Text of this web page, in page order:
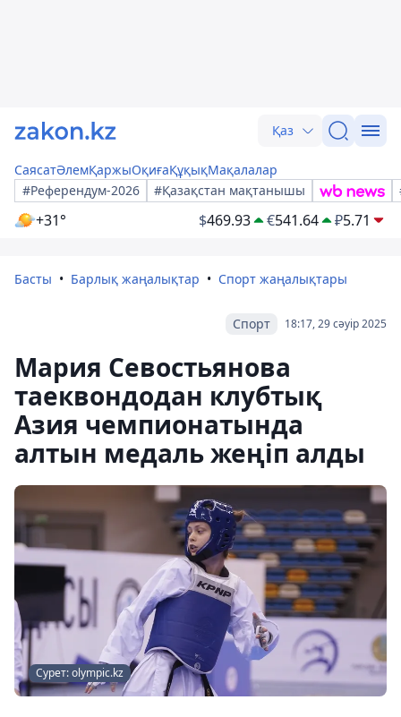
Қаз
СаясатӘлемҚаржыОқиғаҚұқықМақалалар
#Референдум-2026
#Қазақстан мақтанышы
+31° $469.93 €541.64 ₽5.71
Басты Барлық жаңалықтар Спорт жаңалықтары
18:17, 29 сәуір 2025
Спорт
Мария Севостьянова
таеквондодан клубтық
Азия чемпионатында
алтын медаль жеңіп алды
Сурет: olympic.kz